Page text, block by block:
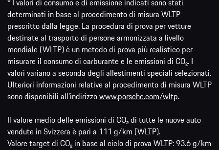
* I valori di consumo e di emissione indicati sono stati
determinati in base al procedimento di misura WLTP
prescritto dalla legge. La procedura di prova per vetture
destinate al trasporto di persone armonizzata a livello
mondiale (WLTP) è un metodo di prova più realistico per
misurare il consumo di carburante e le emissioni di CO₂. I
valori variano a seconda degli allestimenti speciali selezionati.
Ulteriori informazioni relative al procedimento di misura WLTP
sono disponibili all'indirizzowww.porsche.com/wltp.
Il valore medio delle emissioni di CO₂ di tutte le nuove auto
vendute in Svizzera è pari a 111 g/km (WLTP).
Valore target di CO₂ in base al ciclo di prova WLTP: 93.6 g/km